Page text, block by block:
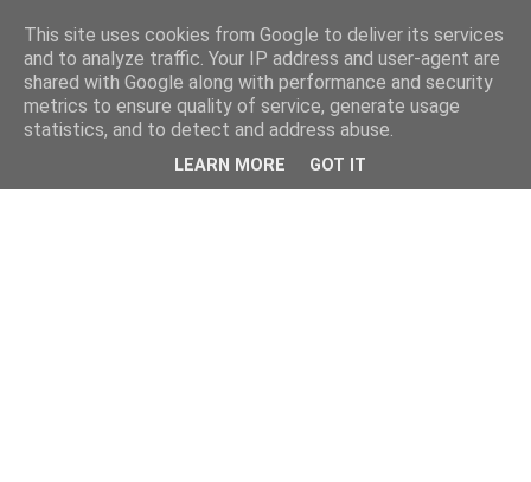
This site uses cookies from Google to deliver its services
and to analyze traffic. Your IP address and user-agent are
shared with Google along with performance and security
metrics to ensure quality of service, generate usage
statistics, and to detect and address abuse.
LEARN MORE GOT IT